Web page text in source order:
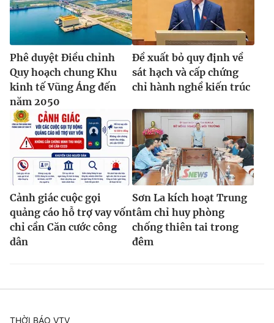
Phê duyệt Điều chỉnh
Quy hoạch chung Khu
kinh tế Vũng Áng đến
năm 2050
Đề xuất bỏ quy định về
sát hạch và cấp chứng
chỉ hành nghề kiến trúc
Cảnh giác cuộc gọi
quảng cáo hỗ trợ vay vốn
chỉ cần Căn cước công
dân
Sơn La kích hoạt Trung
tâm chỉ huy phòng
chống thiên tai trong
đêm
THỜI BÁO VTV